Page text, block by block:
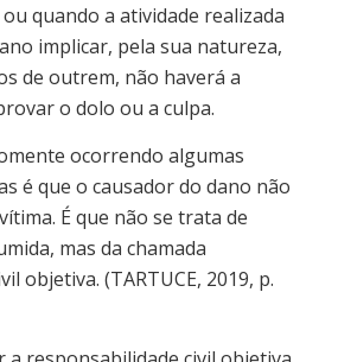
quando a atividade realizada
implicar, pela sua natureza,
de outrem, não haverá a
o dolo ou a culpa.
ocorrendo algumas
é que o causador do dano não
É que não se trata de
mas da chamada
objetiva. (TARTUCE, 2019, p.